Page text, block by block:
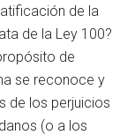
de la
de la Ley 100?
de
se reconoce y
de los perjuicios
(o a los